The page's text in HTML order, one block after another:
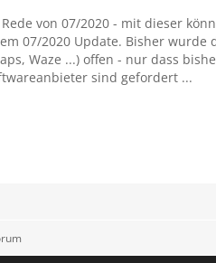
von 07/2020 - mit dieser
07/2020 Update. Bisher
Waze ...) offen - nur dass
sind gefordert ...